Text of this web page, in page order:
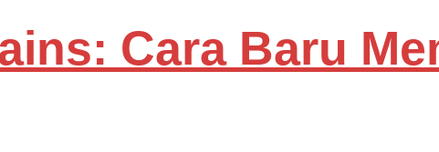
Cara Baru